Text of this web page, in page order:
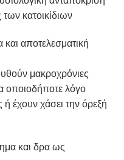
κατοικίδιων
αποτελεσματική
μακροχρόνιες
οποιοδήποτε λόγο
έχουν χάσει την όρεξή
και δρα ως